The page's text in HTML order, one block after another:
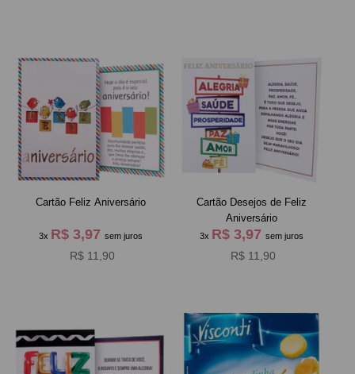
Cartão Feliz Aniversário
3x R$ 3,97 sem juros
R$ 11,90
Cartão Desejos de Feliz
Aniversário
3x R$ 3,97sem juros
R$ 11,90